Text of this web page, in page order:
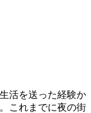
活を送った経験か
これまでに夜の街